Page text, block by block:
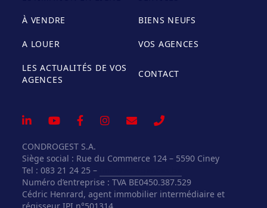
À VENDRE BIENS NEUFS
A LOUER VOS AGENCES
LES ACTUALITÉS DE VOS
AGENCES
CONTACT
CONDROGEST S.A.
Siège social : Rue du Commerce 124 – 5590 Ciney
Tel : 083 21 24 25 –
Numéro d’entreprise : TVA BE0450.387.529
Cédric Henrard, agent immobilier intermédiaire et